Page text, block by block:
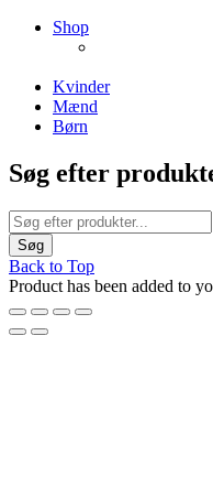
Shop
Kvinder
Mænd
Børn
Søg efter
Back to Top
Product has been added to